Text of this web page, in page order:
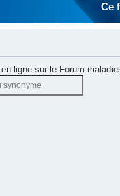
Ce
ligne sur le Forum